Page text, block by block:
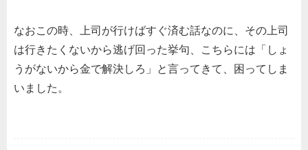
なおこの時、上司が行けばすぐ済む話なのに、その上司
は行きたくないから逃げ回った挙句、こちらには「しょ
うがないから金で解決しろ」と言ってきて、困ってしま
いました。